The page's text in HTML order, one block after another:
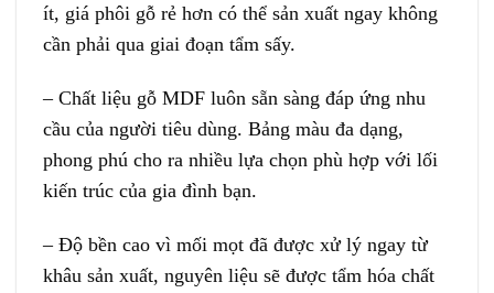
ít, giá phôi gỗ rẻ hơn có thể sản xuất ngay không
cần phải qua giai đoạn tẩm sấy.
– Chất liệu gỗ MDF luôn sẵn sàng đáp ứng nhu
cầu của người tiêu dùng. Bảng màu đa dạng,
phong phú cho ra nhiều lựa chọn phù hợp với lối
kiến trúc của gia đình bạn.
– Độ bền cao vì mối mọt đã được xử lý ngay từ
khâu sản xuất, nguyên liệu sẽ được tẩm hóa chất